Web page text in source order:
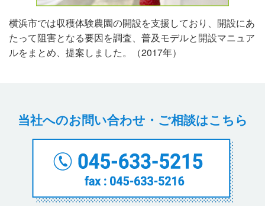
横浜市では収穫体験農園の開設を支援しており、開設にあ
たって阻害となる要因を調査、普及モデルと開設マニュア
ルをまとめ、提案しました。（2017年）
当社へのお問い合わせ・ご相談はこちら